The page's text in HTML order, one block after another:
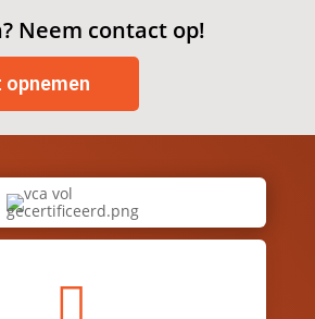
Neem contact op!
